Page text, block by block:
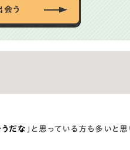
会う
だな 」と思っている方も多いと